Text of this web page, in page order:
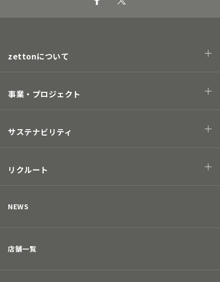
zettonについて
企業理念・トップメッセージ
事業・プロジェクト
プロジェクト
Hawaii project
サステナビリティ
街の未来につながる
人の未来につながる
リクルート
募集要項
NEWS
店舗一覧